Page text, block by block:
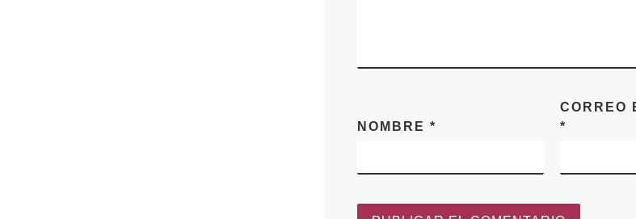
NOMBRE *
CORREO
*